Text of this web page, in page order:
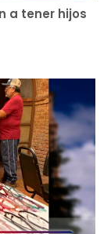
a tener hijos